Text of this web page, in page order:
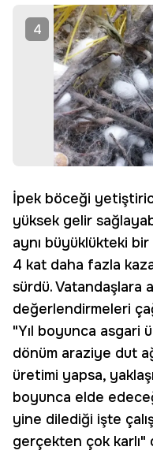
4
İpek böceği
yüksek gelir
aynı büyüklükteki bir
4 kat daha fazla
sürdü. Vatandaşlara
değerlendirmeleri
"Yıl boyunca asgari
dönüm araziye dut
üretimi yapsa,
boyunca elde
yine dilediği işte
gerçekten çok karlı"